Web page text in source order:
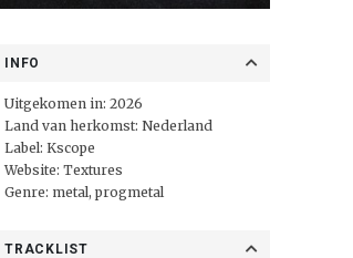
INFO
Uitgekomen in: 2026
Land van herkomst: Nederland
Label: Kscope
Website: Textures
Genre: metal, progmetal
TRACKLIST